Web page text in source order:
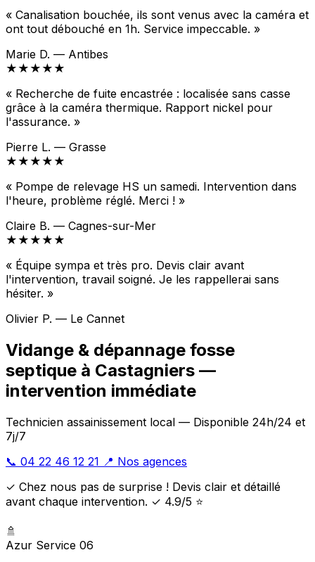
« Canalisation bouchée, ils sont venus avec la caméra et
ont tout débouché en 1h. Service impeccable. »
Marie D. — Antibes
★★★★★
« Recherche de fuite encastrée : localisée sans casse
grâce à la caméra thermique. Rapport nickel pour
l'assurance. »
Pierre L. — Grasse
★★★★★
« Pompe de relevage HS un samedi. Intervention dans
l'heure, problème réglé. Merci ! »
Claire B. — Cagnes-sur-Mer
★★★★★
« Équipe sympa et très pro. Devis clair avant
l'intervention, travail soigné. Je les rappellerai sans
hésiter. »
Olivier P. — Le Cannet
Vidange & dépannage fosse
septique à Castagniers —
intervention immédiate
Technicien assainissement local — Disponible 24h/24 et
7j/7
📞 04 22 46 12 21 📍 Nos agences
✓ Chez nous pas de surprise ! Devis clair et détaillé
avant chaque intervention. ✓ 4.9/5 ⭐
🚿
Azur Service 06